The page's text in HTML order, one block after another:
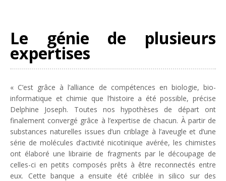
Le génie de plusieurs
expertises
« C’est grâce à l’alliance de compétences en biologie, bio-
informatique et chimie que l’histoire a été possible, précise
Delphine Joseph. Toutes nos hypothèses de départ ont
finalement convergé grâce à l’expertise de chacun. À partir de
substances naturelles issues d’un criblage à l’aveugle et d’une
série de molécules d’activité nicotinique avérée, les chimistes
ont élaboré une librairie de fragments par le découpage de
celles-ci en petits composés prêts à être reconnectés entre
eux. Cette banque a ensuite été criblée in silico sur des